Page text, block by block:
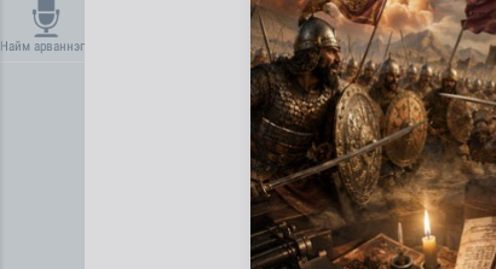
Найм арваннэг
COP17 хурлын үеэр